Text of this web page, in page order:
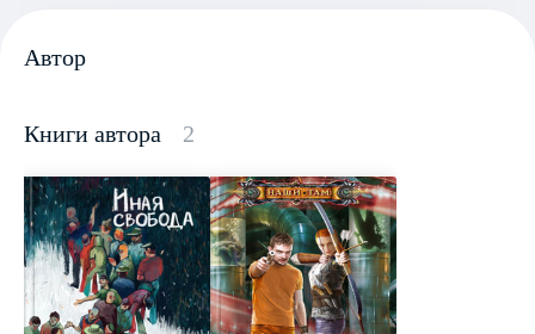
Автор
Книги автора 2